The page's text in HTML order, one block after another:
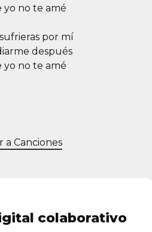
yo no te amé
por mí
después
yo no te amé
a Canciones
colaborativo